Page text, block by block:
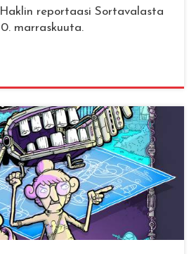
reportaasi Sortavalasta
marraskuuta.